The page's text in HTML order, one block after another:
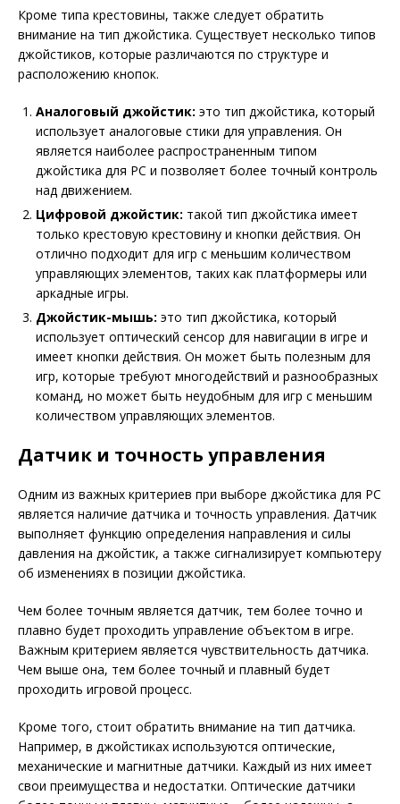
Кроме типа крестовины, также следует обратить
внимание на тип джойстика. Существует несколько типов
джойстиков, которые различаются по структуре и
расположению кнопок.
Аналоговый джойстик: это тип джойстика, который
использует аналоговые стики для управления. Он
является наиболее распространенным типом
джойстика для PC и позволяет более точный контроль
над движением.
Цифровой джойстик: такой тип джойстика имеет
только крестовую крестовину и кнопки действия. Он
отлично подходит для игр с меньшим количеством
управляющих элементов, таких как платформеры или
аркадные игры.
Джойстик-мышь: это тип джойстика, который
использует оптический сенсор для навигации в игре и
имеет кнопки действия. Он может быть полезным для
игр, которые требуют многодействий и разнообразных
команд, но может быть неудобным для игр с меньшим
количеством управляющих элементов.
Датчик и точность управления
Одним из важных критериев при выборе джойстика для PC
является наличие датчика и точность управления. Датчик
выполняет функцию определения направления и силы
давления на джойстик, а также сигнализирует компьютеру
об изменениях в позиции джойстика.
Чем более точным является датчик, тем более точно и
плавно будет проходить управление объектом в игре.
Важным критерием является чувствительность датчика.
Чем выше она, тем более точный и плавный будет
проходить игровой процесс.
Кроме того, стоит обратить внимание на тип датчика.
Например, в джойстиках используются оптические,
механические и магнитные датчики. Каждый из них имеет
свои преимущества и недостатки. Оптические датчики